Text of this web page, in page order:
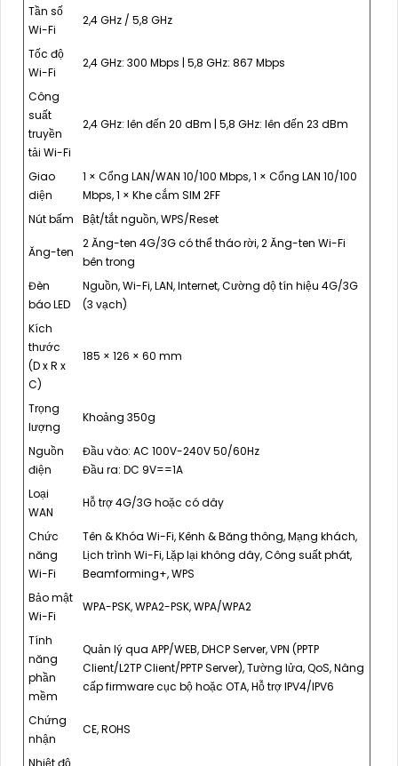
Tần số
Wi-Fi
2,4 GHz / 5,8 GHz
Tốc độ
Wi-Fi
2,4 GHz: 300 Mbps | 5,8 GHz: 867 Mbps
Công
suất
truyền
tải Wi-Fi
2,4 GHz: lên đến 20 dBm | 5,8 GHz: lên đến 23 dBm
Giao
diện
1 × Cổng LAN/WAN 10/100 Mbps, 1 × Cổng LAN 10/100
Mbps, 1 × Khe cắm SIM 2FF
Nút bấm
Bật/tắt nguồn, WPS/Reset
Ăng-ten
2 Ăng-ten 4G/3G có thể tháo rời, 2 Ăng-ten Wi-Fi
bên trong
Đèn
báo LED
Nguồn, Wi-Fi, LAN, Internet, Cường độ tín hiệu 4G/3G
(3 vạch)
Kích
thước
(D x R x
C)
185 × 126 × 60 mm
Trọng
lượng
Khoảng 350g
Nguồn
điện
Đầu vào: AC 100V-240V 50/60Hz
Đầu ra: DC 9V==1A
Loại
WAN
Hỗ trợ 4G/3G hoặc có dây
Chức
năng
Wi-Fi
Tên & Khóa Wi-Fi, Kênh & Băng thông, Mạng khách,
Lịch trình Wi-Fi, Lặp lại không dây, Công suất phát,
Beamforming+, WPS
Bảo mật
Wi-Fi
WPA-PSK, WPA2-PSK, WPA/WPA2
Tính
năng
phần
mềm
Quản lý qua APP/WEB, DHCP Server, VPN (PPTP
Client/L2TP Client/PPTP Server), Tường lửa, QoS, Nâng
cấp firmware cục bộ hoặc OTA, Hỗ trợ IPV4/IPV6
Chứng
nhận
CE, ROHS
Nhiệt độ